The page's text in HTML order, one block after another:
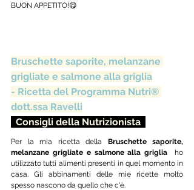
BUON APPETITO!😋
Bruschette saporite, melanzane
grigliate e salmone alla griglia
- Ricetta del Programma Nutri®
dott.ssa Ravelli
  Consigli della Nutrizionista
Per la mia ricetta della
Bruschette saporite,
melanzane grigliate e salmone alla griglia ho
utilizzato tutti alimenti presenti in quel momento in
casa. Gli abbinamenti delle mie ricette molto
spesso nascono da quello che c'è.